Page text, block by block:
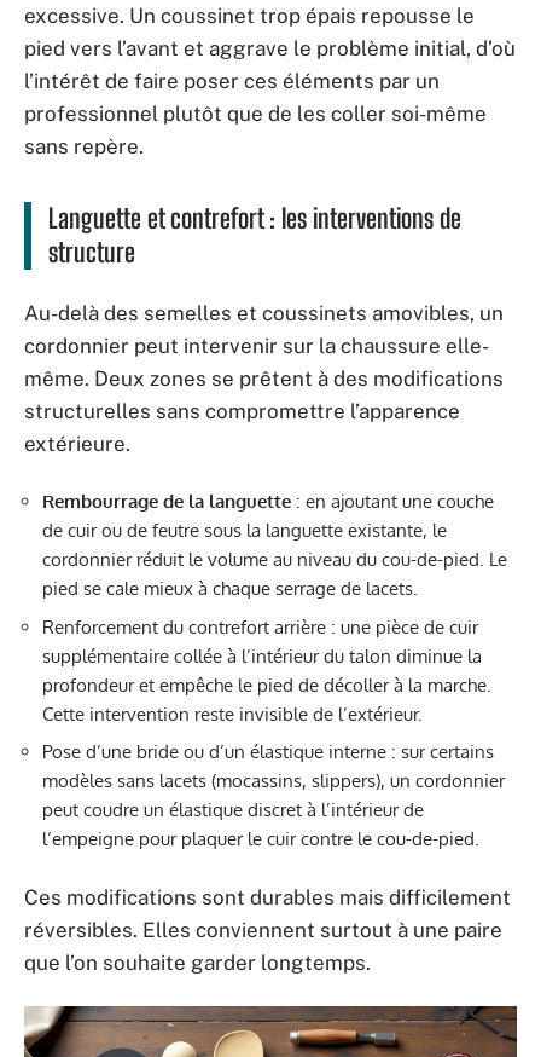
excessive. Un coussinet trop épais repousse le
pied vers l’avant et aggrave le problème initial, d’où
l’intérêt de faire poser ces éléments par un
professionnel plutôt que de les coller soi-même
sans repère.
Languette et contrefort : les interventions de
structure
Au-delà des semelles et coussinets amovibles, un
cordonnier peut intervenir sur la chaussure elle-
même. Deux zones se prêtent à des modifications
structurelles sans compromettre l’apparence
extérieure.
Rembourrage de la languette : en ajoutant une couche
de cuir ou de feutre sous la languette existante, le
cordonnier réduit le volume au niveau du cou-de-pied. Le
pied se cale mieux à chaque serrage de lacets.
Renforcement du contrefort arrière : une pièce de cuir
supplémentaire collée à l’intérieur du talon diminue la
profondeur et empêche le pied de décoller à la marche.
Cette intervention reste invisible de l’extérieur.
Pose d’une bride ou d’un élastique interne : sur certains
modèles sans lacets (mocassins, slippers), un cordonnier
peut coudre un élastique discret à l’intérieur de
l’empeigne pour plaquer le cuir contre le cou-de-pied.
Ces modifications sont durables mais difficilement
réversibles. Elles conviennent surtout à une paire
que l’on souhaite garder longtemps.